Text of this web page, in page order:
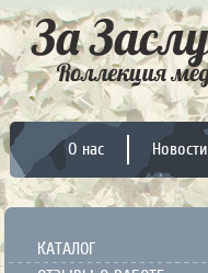
О нас Новости
КАТАЛОГ